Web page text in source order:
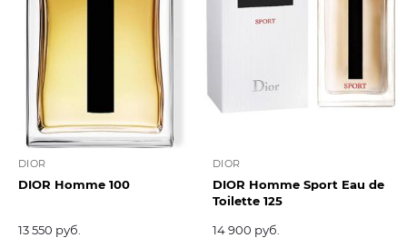
DIOR
DIOR Homme 100
13 550 руб.
DIOR
DIOR Homme Sport Eau de
Toilette 125
14 900 руб.